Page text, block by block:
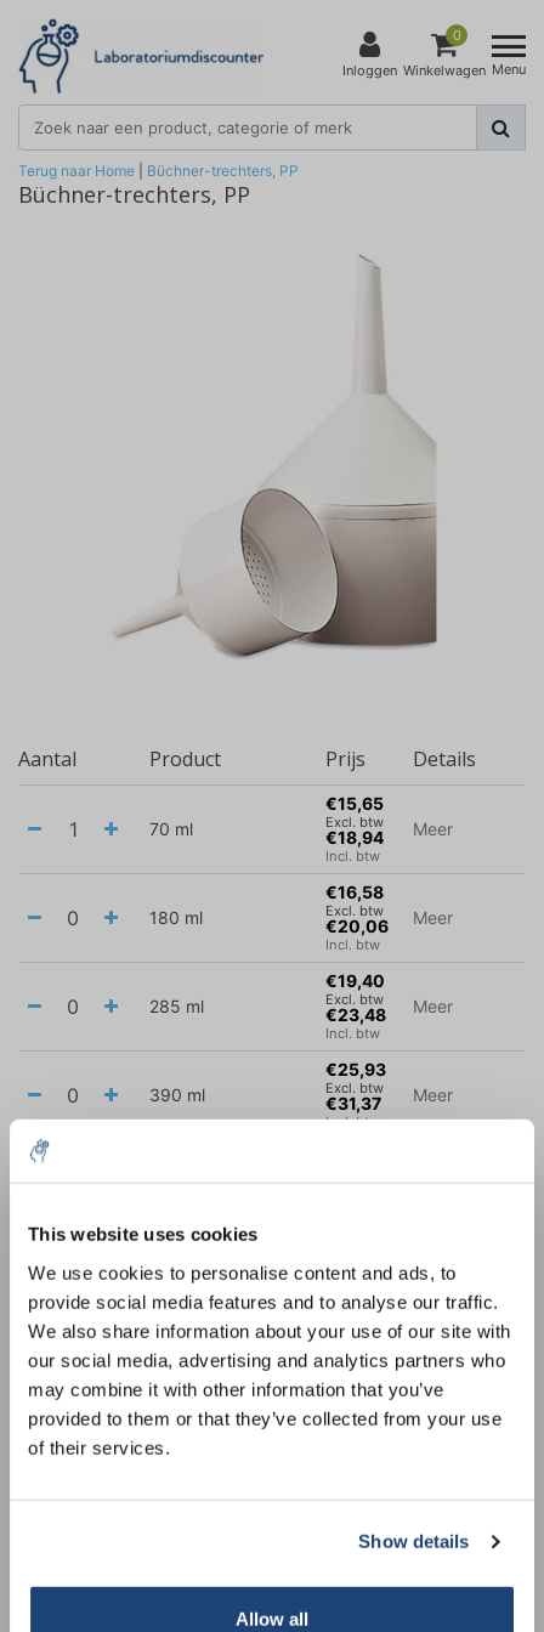
This website uses cookies
We use cookies to personalise content and ads, to
provide social media features and to analyse our traffic.
We also share information about your use of our site with
our social media, advertising and analytics partners who
may combine it with other information that you’ve
provided to them or that they’ve collected from your use
of their services.
Show details
Allow all
Inloggen
0
Winkelwagen Menu
Terug naar Home Büchner-trechters, PP
Büchner-trechters, PP
Aantal Product Prijs Details
70 ml
€15,65
Excl. btw
€18,94
Incl. btw
Meer
180 ml
€16,58
Excl. btw
€20,06
Incl. btw
Meer
285 ml
€19,40
Excl. btw
€23,48
Incl. btw
Meer
390 ml
€25,93
Excl. btw
€31,37
Incl. btw
Meer
810 ml Meer
2100 ml Excl. btw
€69,81
Incl. btw
Meer
6000 ml
€87,21
Excl. btw
€105,52
Incl. btw
Meer
Alles in de winkelwagen
order
Sign up for our newsletter to stay
informed about our new products, and
receive a 10% discount on your next
purchase for all chemical products from
our own brand 😀